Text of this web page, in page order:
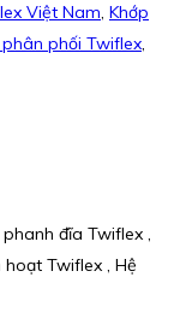
Việt Nam, Khớp
phối Twiflex,
đĩa Twiflex ,
hoạt Twiflex , Hệ